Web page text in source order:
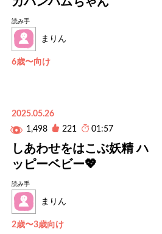
読み手
まりん
6歳〜向け
2025.05.26
1,498
221 01:57
しあわせをはこぶ妖精 ハ
ッピーベビー💖
読み手
まりん
2歳〜3歳向け